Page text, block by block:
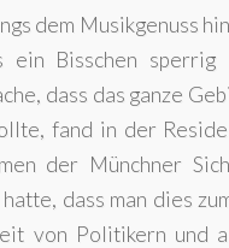
dem Musikgenuss
ein Bisschen
dass das ganze
fand in der
der Münchner
dass man dies
von Politikern und